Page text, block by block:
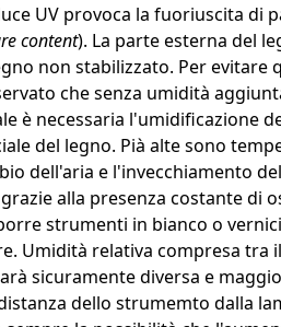
UV provoca la fuoriuscita di
content). La parte esterna del
non stabilizzato. Per evitare
che senza umidità
è necessaria l'umidificazione
del legno. Pià alte sono
dell'aria e l'invecchiamento
alla presenza costante di
strumenti in bianco o
relativa compresa tra
sicuramente diversa e
dello strumemto dalla